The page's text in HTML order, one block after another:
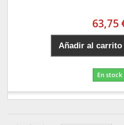
63,75
Añadir al carrito
En stock